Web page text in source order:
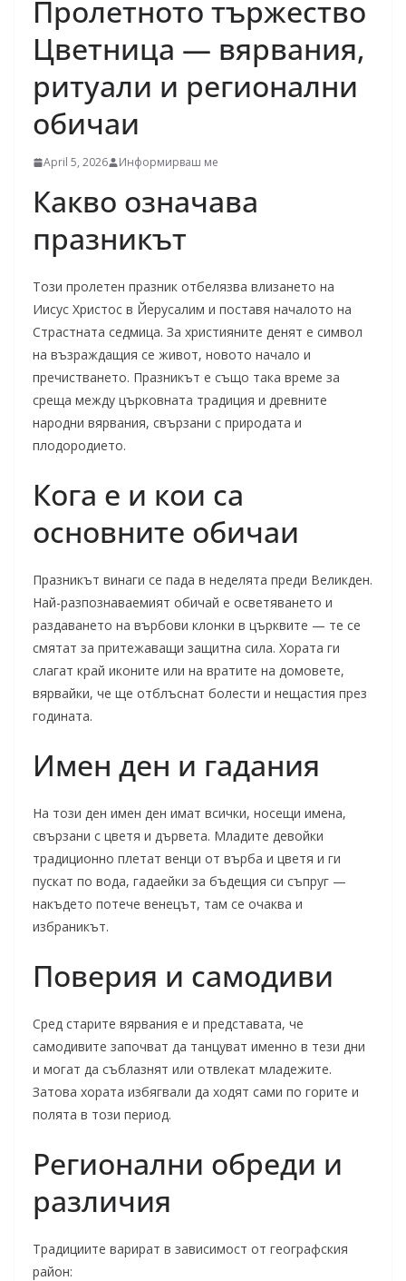
Пролетното тържество
Цветница — вярвания,
ритуали и регионални
обичаи
April 5, 2026 Информирваш ме
Какво означава
празникът
Този пролетен празник отбелязва влизането на
Иисус Христос в Йерусалим и поставя началото на
Страстната седмица. За християните денят е символ
на възраждащия се живот, новото начало и
пречистването. Празникът е също така време за
среща между църковната традиция и древните
народни вярвания, свързани с природата и
плодородието.
Кога е и кои са
основните обичаи
Празникът винаги се пада в неделята преди Великден.
Най-разпознаваемият обичай е осветяването и
раздаването на върбови клонки в църквите — те се
смятат за притежаващи защитна сила. Хората ги
слагат край иконите или на вратите на домовете,
вярвайки, че ще отблъснат болести и нещастия през
годината.
Имен ден и гадания
На този ден имен ден имат всички, носещи имена,
свързани с цветя и дървета. Младите девойки
традиционно плетат венци от върба и цветя и ги
пускат по вода, гадаейки за бъдещия си съпруг —
накъдето потече венецът, там се очаква и
избраникът.
Поверия и самодиви
Сред старите вярвания е и представата, че
самодивите започват да танцуват именно в тези дни
и могат да съблазнят или отвлекат младежите.
Затова хората избягвали да ходят сами по горите и
полята в този период.
Регионални обреди и
различия
Традициите варират в зависимост от географския
район: